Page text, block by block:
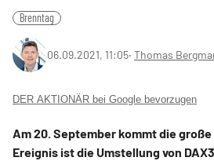
Brenntag
06.09.2021, 11:05‧ Thomas
DER AKTIONÄR bei Google bevorzugen
Am 20. September kommt die große
Ereignis ist die Umstellung von